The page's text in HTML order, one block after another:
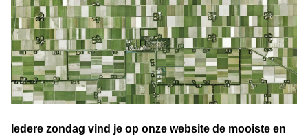
Iedere zondag vind je op onze website de mooiste en